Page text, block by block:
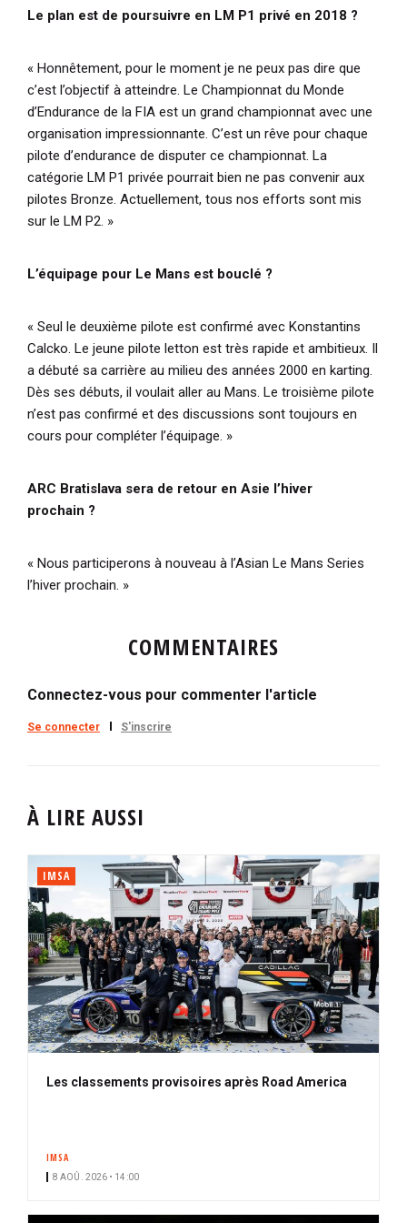
Le plan est de poursuivre en LM P1 privé en 2018 ?
« Honnêtement, pour le moment je ne peux pas dire que
c’est l’objectif à atteindre. Le Championnat du Monde
d’Endurance de la FIA est un grand championnat avec une
organisation impressionnante. C’est un rêve pour chaque
pilote d’endurance de disputer ce championnat. La
catégorie LM P1 privée pourrait bien ne pas convenir aux
pilotes Bronze. Actuellement, tous nos efforts sont mis
sur le LM P2. »
L’équipage pour Le Mans est bouclé ?
« Seul le deuxième pilote est confirmé avec Konstantins
Calcko. Le jeune pilote letton est très rapide et ambitieux. Il
a débuté sa carrière au milieu des années 2000 en karting.
Dès ses débuts, il voulait aller au Mans. Le troisième pilote
n’est pas confirmé et des discussions sont toujours en
cours pour compléter l’équipage. »
ARC Bratislava sera de retour en Asie l’hiver
prochain ?
« Nous participerons à nouveau à l’Asian Le Mans Series
l’hiver prochain. »
COMMENTAIRES
Connectez-vous pour commenter l'article
Se connecter S'inscrire
À LIRE AUSSI
IMSA
Les classements provisoires après Road America
IMSA
8 AOÛ. 2026 • 14:00